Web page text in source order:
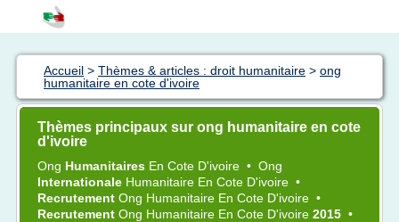
Accueil > Thèmes & articles : droit humanitaire > ong
humanitaire en cote d'ivoire
Thèmes principaux sur ong humanitaire en cote
d'ivoire
Ong Humanitaires En Cote D'ivoire • Ong
Internationale Humanitaire En Cote D'ivoire •
Recrutement Ong Humanitaire En Cote D'ivoire •
Recrutement Ong Humanitaire En Cote D'ivoire 2015 •